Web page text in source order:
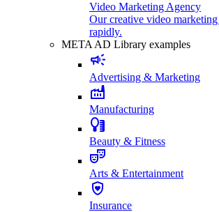
Video Marketing Agency
Our creative video marketing
rapidly.
META AD Library examples
Advertising & Marketing
Manufacturing
Beauty & Fitness
Arts & Entertainment
Insurance